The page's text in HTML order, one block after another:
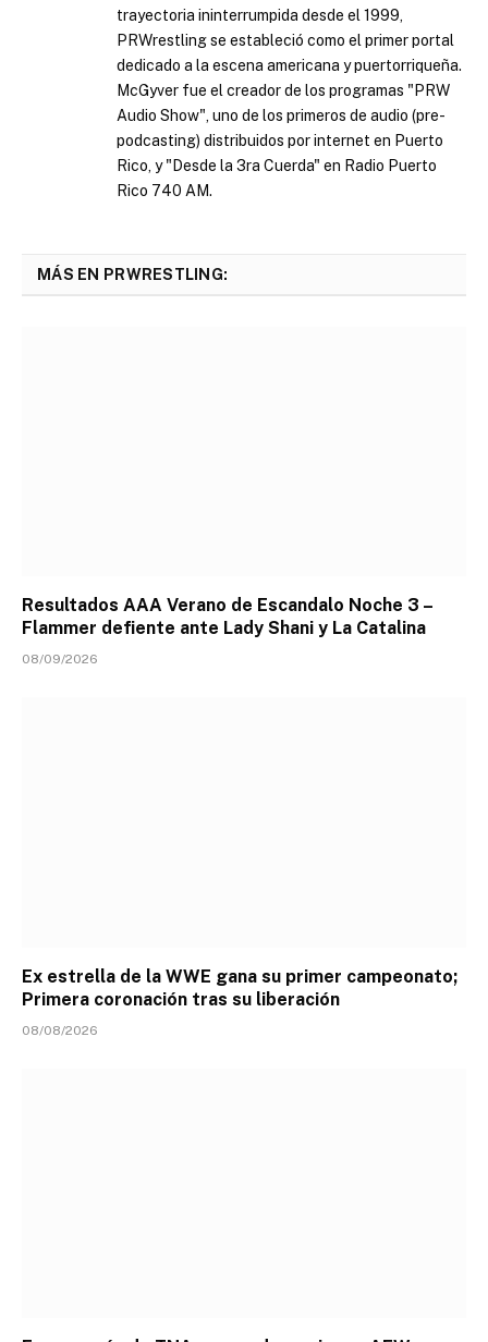
trayectoria ininterrumpida desde el 1999,
PRWrestling se estableció como el primer portal
dedicado a la escena americana y puertorriqueña.
McGyver fue el creador de los programas "PRW
Audio Show", uno de los primeros de audio (pre-
podcasting) distribuidos por internet en Puerto
Rico, y "Desde la 3ra Cuerda" en Radio Puerto
Rico 740 AM.
MÁS EN PRWRESTLING:
Resultados AAA Verano de Escandalo Noche 3 –
Flammer defiente ante Lady Shani y La Catalina
08/09/2026
Ex estrella de la WWE gana su primer campeonato;
Primera coronación tras su liberación
08/08/2026